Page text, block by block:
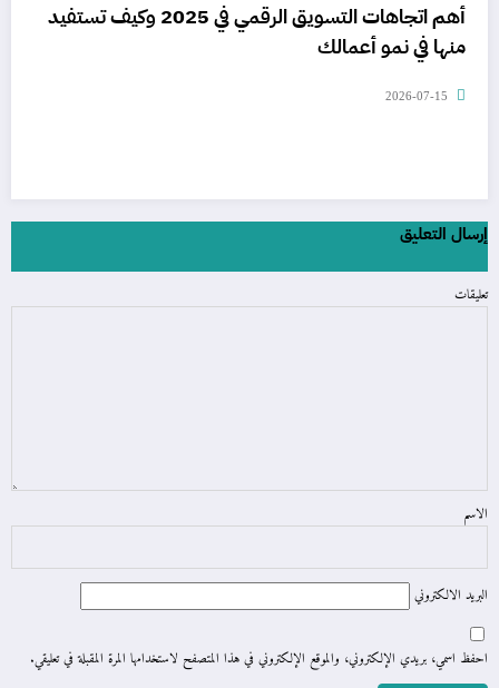
أهم اتجاهات التسويق الرقمي في 2025 وكيف تستفيد
منها في نمو أعمالك
2026-07-15
إرسال التعليق
تعليقات
الاسم
البريد الالكتروني
احفظ اسمي، بريدي الإلكتروني، والموقع الإلكتروني في هذا المتصفح لاستخدامها المرة المقبلة في تعليقي.